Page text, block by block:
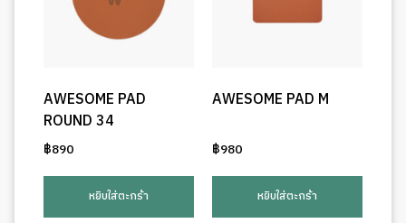
AWESOME PAD
ROUND 34
฿890
หยิบใส่ตะกร้า
AWESOME PAD M
฿980
หยิบใส่ตะกร้า